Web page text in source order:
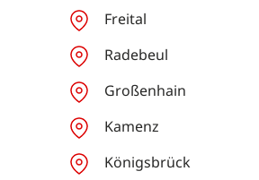
Freital
Radebeul
Großenhain
Kamenz
Königsbrück